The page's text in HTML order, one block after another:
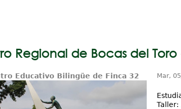
Regional de Bocas del
Educativo Bilingüe de Finca 32 Mar,
Taller: